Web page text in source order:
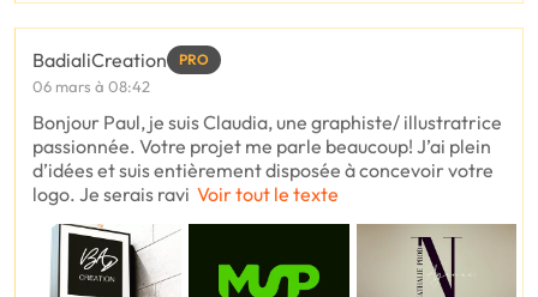
BadialiCreation PRO
06 mars à 08:42
Bonjour Paul, je suis Claudia, une graphiste/ illustratrice
passionnée. Votre projet me parle beaucoup! J’ai plein
d’idées et suis entièrement disposée à concevoir votre
logo. Je serais ravi Voir tout le texte